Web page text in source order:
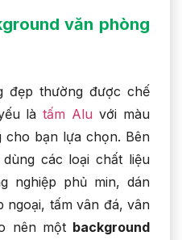
văn phòng
đẹp thường được chế
làtấm Aluvới màu
cho bạn lựa chọn. Bên
các loại chất liệu
nghiệp phủ min, dán
ngoại, tấm vân đá, vân
nên một background